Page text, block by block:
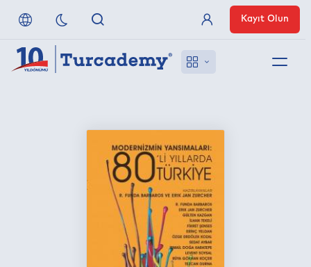
Referanslarımız
Anlaşmalı Yayınevleri
Üye Girişi
Kayıt Olun